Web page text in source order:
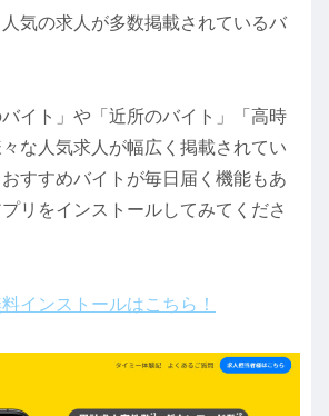
気の求人が多数掲載されているバ
バイト」や「近所のバイト」「高時
な人気求人が幅広く掲載されてい
すすめバイトが毎日届く機能もあ
リをインストールしてみてくださ
インストールはこちら！